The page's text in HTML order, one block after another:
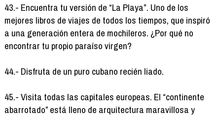
43.- Encuentra tu versión de “La Playa”. Uno de los
mejores libros de viajes de todos los tiempos, que inspiró
a una generación entera de mochileros. ¿Por qué no
encontrar tu propio paraíso virgen?
44.- Disfruta de un puro cubano recién liado.
45.- Visita todas las capitales europeas. El “continente
abarrotado” está lleno de arquitectura maravillosa y